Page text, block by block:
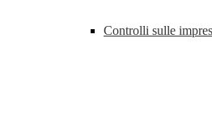
Controlli sulle